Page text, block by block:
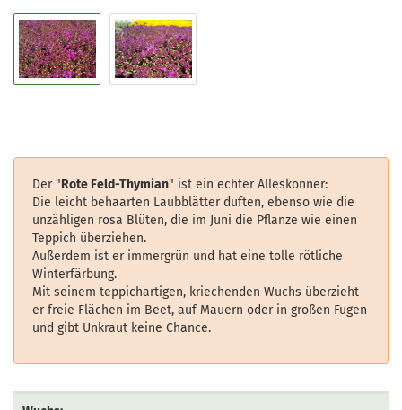
Der "Rote Feld-Thymian" ist ein echter Alleskönner:
Die leicht behaarten Laubblätter duften, ebenso wie die
unzähligen rosa Blüten, die im Juni die Pflanze wie einen
Teppich überziehen.
Außerdem ist er immergrün und hat eine tolle rötliche
Winterfärbung.
Mit seinem teppichartigen, kriechenden Wuchs überzieht
er freie Flächen im Beet, auf Mauern oder in großen Fugen
und gibt Unkraut keine Chance.